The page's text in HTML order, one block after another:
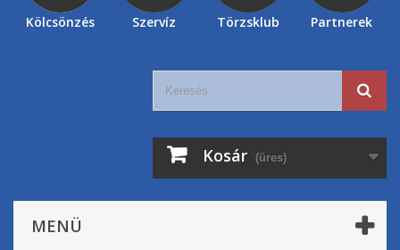
Kölcsönzés Szervíz Törzsklub Partnerek
Kosár (üres)
MENÜ